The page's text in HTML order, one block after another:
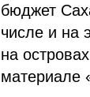
бюджет
числе и на
на
материале